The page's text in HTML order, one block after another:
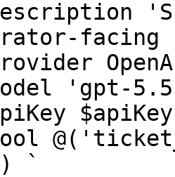
facing
`